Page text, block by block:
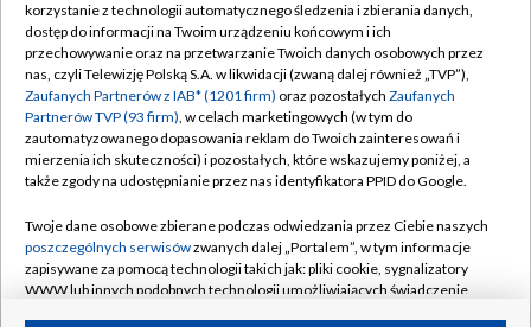
TVP
Abonament TVP
Emisja w TVP
Centrum informacji TVP
Naziemna Telewizja Cyfrowa
Rada Programowa
System NOS
Informacje o nadawcy
Regulamin TVP
Polityka prywatności
Moje zgody
Pomoc
Kontakt
korzystanie z technologii automatycznego śledzenia i zbierania danych,
dostęp do informacji na Twoim urządzeniu końcowym i ich
przechowywanie oraz na przetwarzanie Twoich danych osobowych przez
nas, czyli Telewizję Polską S.A. w likwidacji (zwaną dalej również „TVP”),
Zaufanych Partnerów z IAB* (1201 firm) oraz pozostałych Zaufanych
Partnerów TVP (93 firm), w celach marketingowych (w tym do
zautomatyzowanego dopasowania reklam do Twoich zainteresowań i
mierzenia ich skuteczności) i pozostałych, które wskazujemy poniżej, a
także zgody na udostępnianie przez nas identyfikatora PPID do Google.
Twoje dane osobowe zbierane podczas odwiedzania przez Ciebie naszych
poszczególnych serwisówzwanych dalej „Portalem”, w tym informacje
zapisywane za pomocą technologii takich jak: pliki cookie, sygnalizatory
WWW lub innych podobnych technologii umożliwiających świadczenie